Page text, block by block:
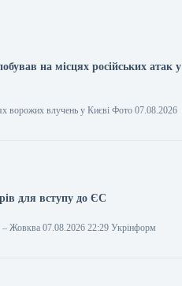
на місцях російських атак у
ворожих влучень у Києві Фото 07.08.2026
для вступу до ЄС
– Жовква 07.08.2026 22:29 Укрінформ